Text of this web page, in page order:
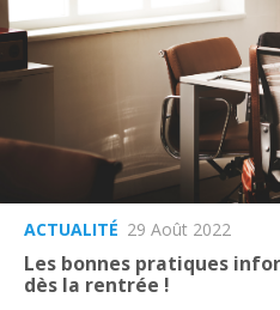
ACTUALITÉ 29 Août 2022
Les bonnes pratiques
dès la rentrée !